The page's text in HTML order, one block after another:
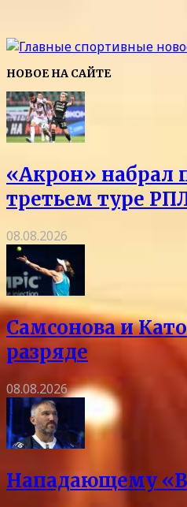
НОВОЕ НА САЙТЕ
«Акрон» набрал
третьем туре
08.08.2026
Самсонова и
разряде
08.08.2026
Нападающему